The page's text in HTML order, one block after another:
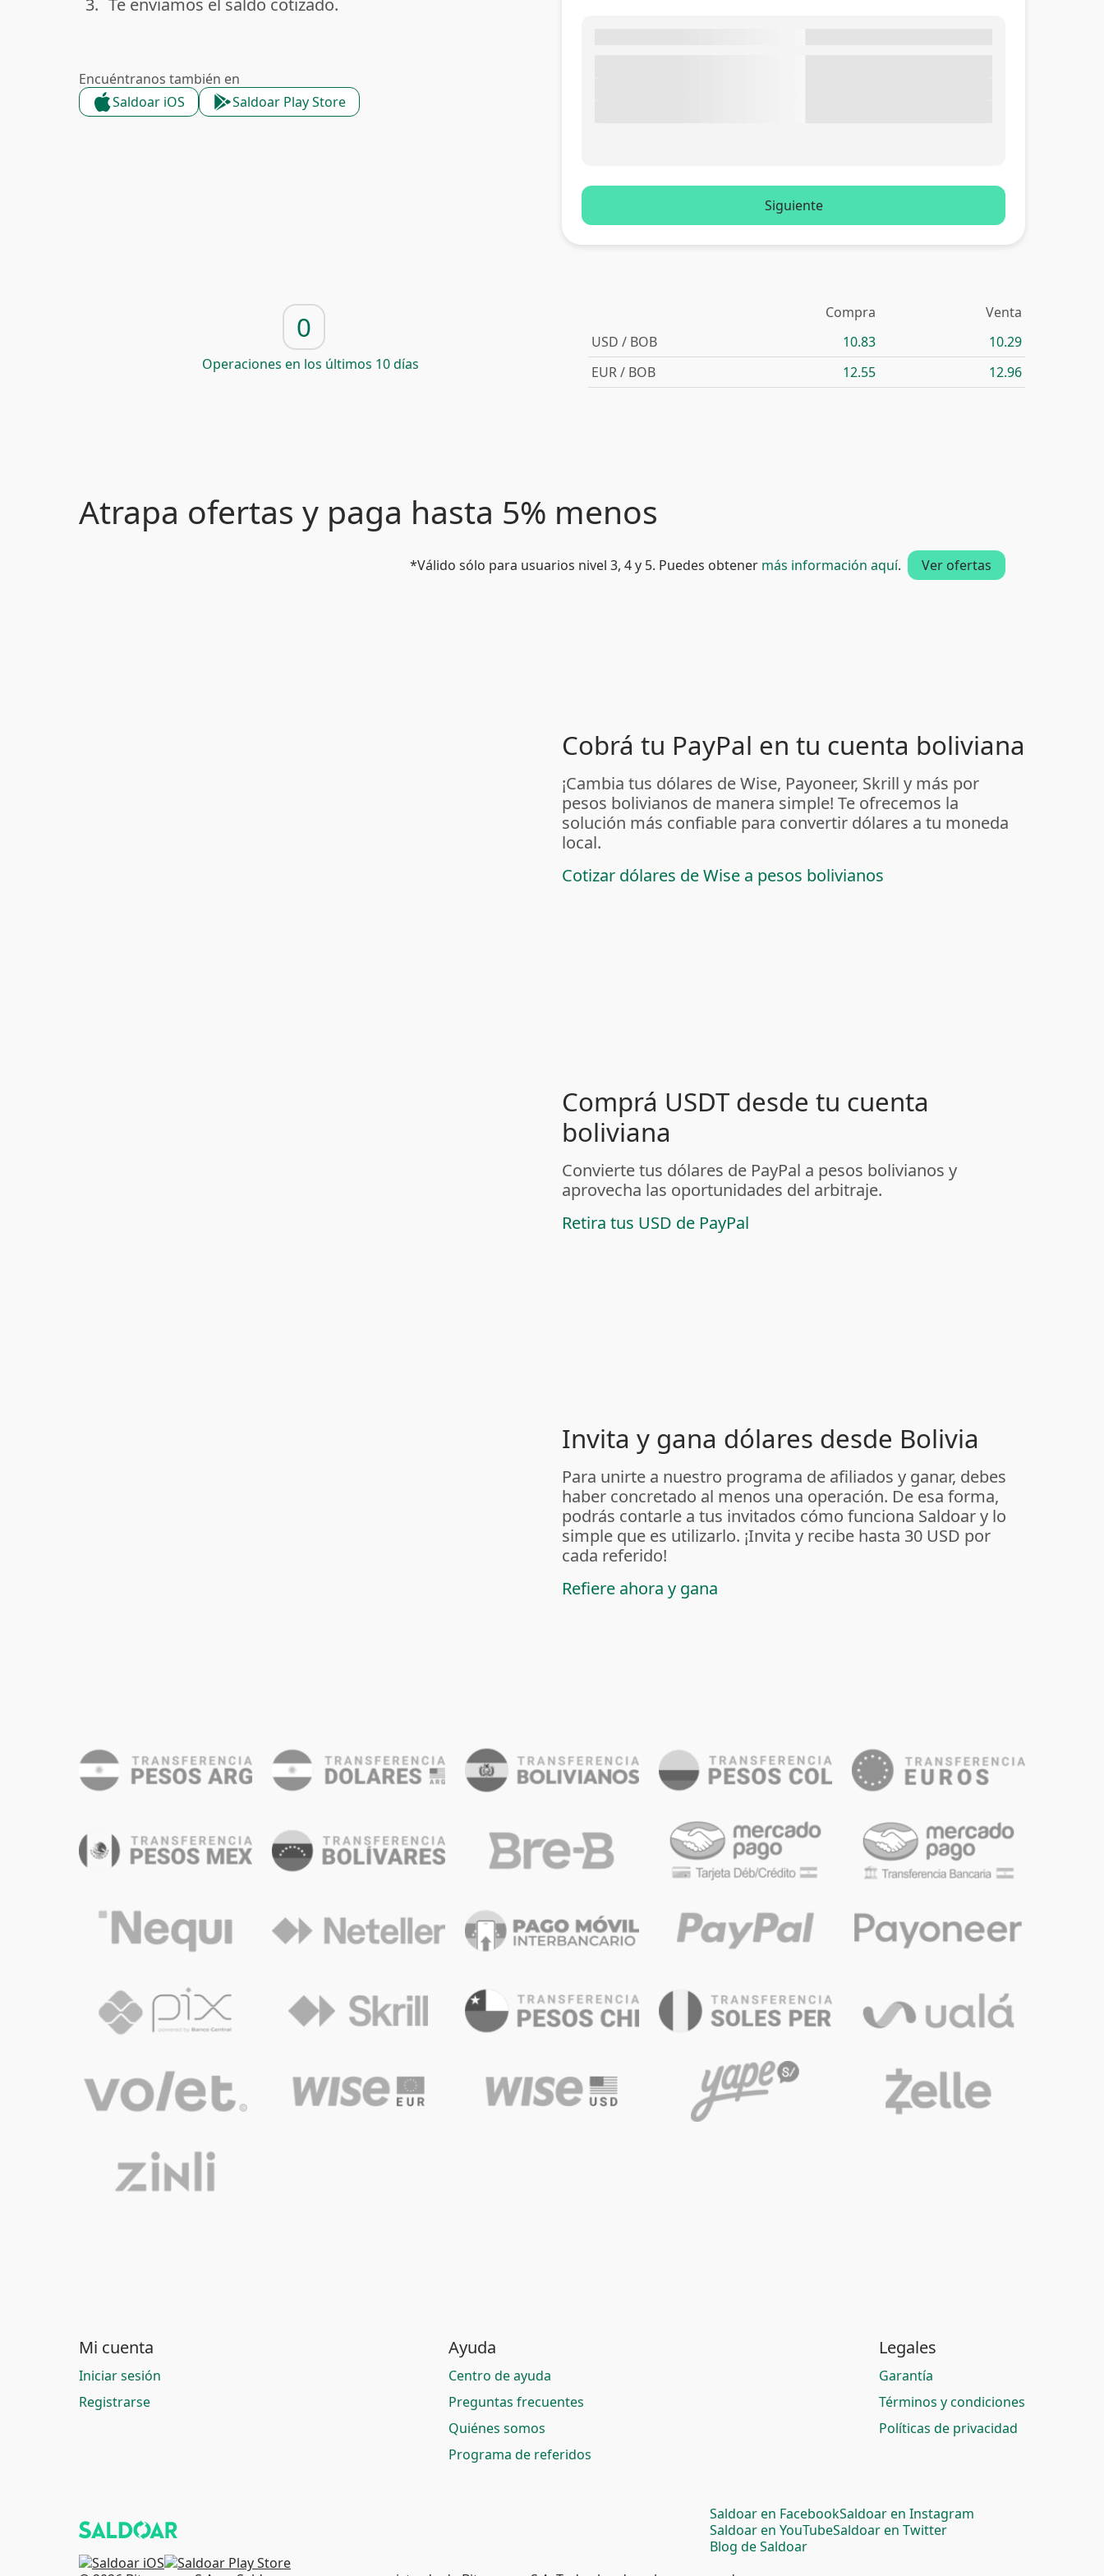
done
3. Te enviamos el saldo cotizado.
Encuéntranos también en
Saldoar iOS
Saldoar Play Store
Siguiente
0
Operaciones en los últimos 10 días
Compra
Venta
USD / BOB
10.83
10.29
EUR / BOB
12.55 12.96
Atrapa ofertas y paga hasta 5% menos
*Válido sólo para usuarios nivel 3, 4 y 5. Puedes obtener más información aquí. Ver ofertas
Cobrá tu PayPal en tu cuenta boliviana
¡Cambia tus dólares de Wise, Payoneer, Skrill y más por
pesos bolivianos de manera simple! Te ofrecemos la
solución más confiable para convertir dólares a tu moneda
local.
Cotizar dólares de Wise a pesos bolivianos
Comprá USDT desde tu cuenta
boliviana
Convierte tus dólares de PayPal a pesos bolivianos y
aprovecha las oportunidades del arbitraje.
Retira tus USD de PayPal
Invita y gana dólares desde Bolivia
Para unirte a nuestro programa de afiliados y ganar, debes
haber concretado al menos una operación. De esa forma,
podrás contarle a tus invitados cómo funciona Saldoar y lo
simple que es utilizarlo. ¡Invita y recibe hasta 30 USD por
cada referido!
Refiere ahora y gana
Mi cuenta
Iniciar sesión
Registrarse
Ayuda
Centro de ayuda
Preguntas frecuentes
Quiénes somos
Programa de referidos
Legales
Garantía
Términos y condiciones
Políticas de privacidad
Saldoar en FacebookSaldoar en Instagram
Saldoar en YouTubeSaldoar en Twitter
Blog de Saldoar